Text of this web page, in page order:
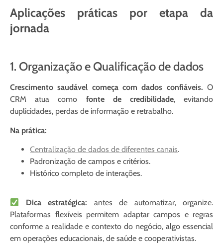
Aplicações práticas por etapa da
jornada
1. Organização e Qualificação de dados
Crescimento saudável começa com dados confiáveis. O
CRM atua como fonte de credibilidade, evitando
duplicidades, perdas de informação e retrabalho.
Na prática:
Centralização de dados de diferentes canais.
Padronização de campos e critérios.
Histórico completo de interações.
Dica estratégica: antes de automatizar, organize.
Plataformas flexíveis permitem adaptar campos e regras
conforme a realidade e contexto do negócio, algo essencial
em operações educacionais, de saúde e cooperativistas.